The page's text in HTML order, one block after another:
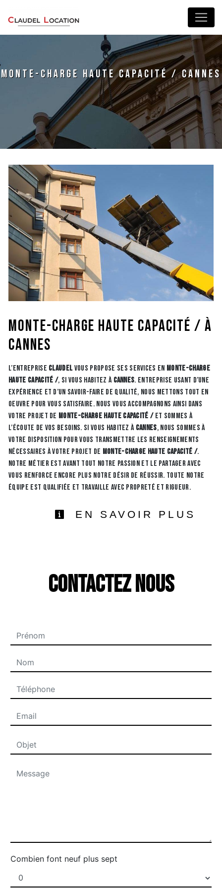
monte-charge haute capacité / Cannes
monte-charge haute capacité / à
Cannes
L’entreprise CLAUDELvous propose ses services en monte-charge
haute capacité /, si vous habitez à Cannes. Entreprise usant d’une
expérience et d’un savoir-faire de qualité, nous mettons tout en
oeuvre pour vous satisfaire. Nous vous accompagnons ainsi dans
votre projet de monte-charge haute capacité /et sommes à
l’écoute de vos besoins. Si vous habitez à Cannes, nous sommes à
votre disposition pour vous transmettre les renseignements
nécessaires à votre projet de monte-charge haute capacité /.
Notre métier est avant tout notre passion et le partager avec
vous renforce encore plus notre désir de réussir. Toute notre
équipe est qualifiée et travaille avec propreté et rigueur.
EN SAVOIR PLUS
Contactez nous
Combien font neuf plus sept